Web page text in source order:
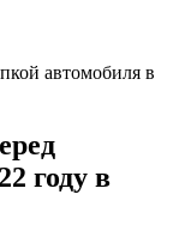
автомобиля в
году в